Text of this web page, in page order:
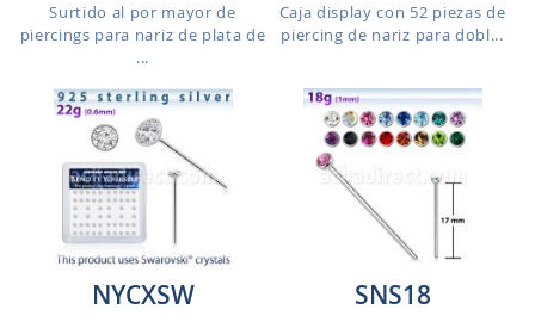
Surtido al por mayor de
piercings para nariz de plata de
...
Caja display con 52 piezas de
piercing de nariz para dobl...
NYCXSW
SNS18